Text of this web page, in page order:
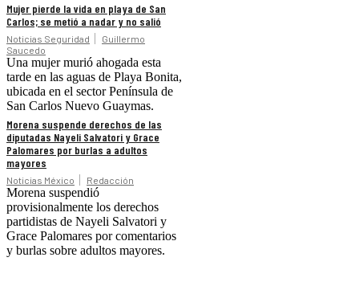
Mujer pierde la vida en playa de San
Carlos; se metió a nadar y no salió
Noticias Seguridad
Guillermo
Saucedo
Una mujer murió ahogada esta
tarde en las aguas de Playa Bonita,
ubicada en el sector Península de
San Carlos Nuevo Guaymas.
Morena suspende derechos de las
diputadas Nayeli Salvatori y Grace
Palomares por burlas a adultos
mayores
Noticias México Redacción
Morena suspendió
provisionalmente los derechos
partidistas de Nayeli Salvatori y
Grace Palomares por comentarios
y burlas sobre adultos mayores.